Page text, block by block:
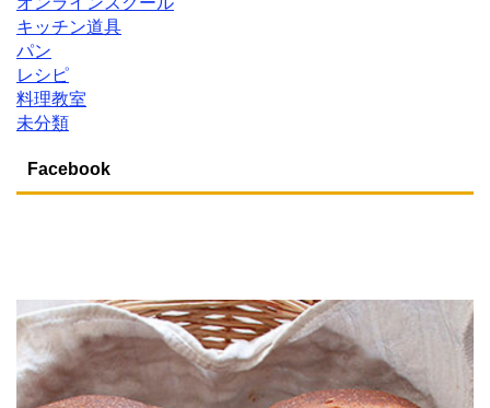
キッチン道具
パン
レシピ
料理教室
未分類
Facebook